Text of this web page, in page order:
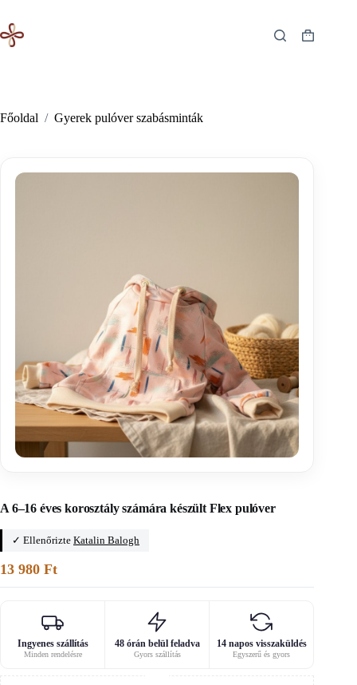
content
Shopping
Főoldal / Gyerek pulóver szabásminták
A 6–16 éves korosztály számára készült Flex pulóver
✓ Ellenőrizte Katalin Balogh
13 980 Ft
Ingyenes szállítás
Minden rendelésre
48 órán belül feladva
Gyors szállítás
14 napos visszaküldés
Egyszerű és gyors